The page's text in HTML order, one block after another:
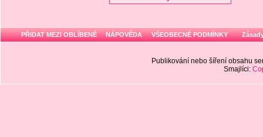
PŘIDAT MEZI OBLÍBENÉ NÁPOVĚDA VŠEOBECNÉ PODMÍNKY
Publikování nebo šíření obsahu
Smajlíci: